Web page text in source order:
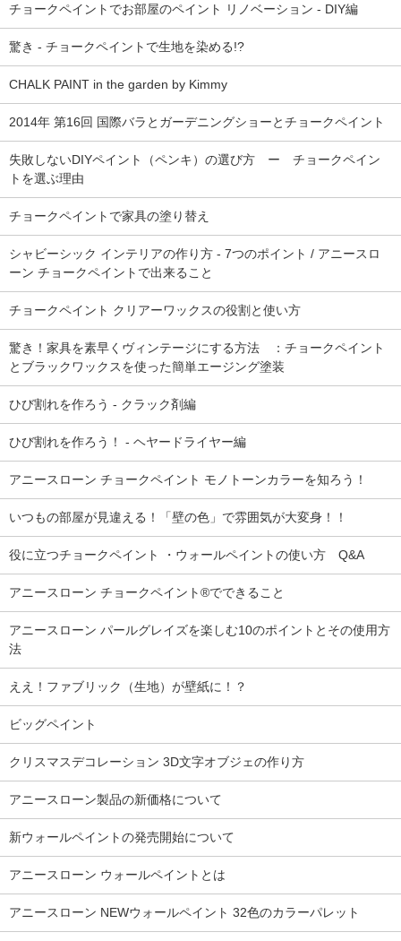
チョークペイントでお部屋のペイント リノベーション - DIY編
驚き - チョークペイントで生地を染める!?
CHALK PAINT in the garden by Kimmy
2014年 第16回 国際バラとガーデニングショーとチョークペイント
失敗しないDIYペイント（ペンキ）の選び方 ー チョークペイン
トを選ぶ理由
チョークペイントで家具の塗り替え
シャビーシック インテリアの作り方 - 7つのポイント / アニースロ
ーン チョークペイントで出来ること
チョークペイント クリアーワックスの役割と使い方
驚き！家具を素早くヴィンテージにする方法 ：チョークペイント
とブラックワックスを使った簡単エージング塗装
ひび割れを作ろう - クラック剤編
ひび割れを作ろう！ - ヘヤードライヤー編
アニースローン チョークペイント モノトーンカラーを知ろう！
いつもの部屋が見違える！「壁の色」で雰囲気が大変身！！
役に立つチョークペイント ・ウォールペイントの使い方 Q&A
アニースローン チョークペイント®でできること
アニースローン パールグレイズを楽しむ10のポイントとその使用方
法
ええ！ファブリック（生地）が壁紙に！？
ビッグペイント
クリスマスデコレーション 3D文字オブジェの作り方
アニースローン製品の新価格について
新ウォールペイントの発売開始について
アニースローン ウォールペイントとは
アニースローン NEWウォールペイント 32色のカラーパレット